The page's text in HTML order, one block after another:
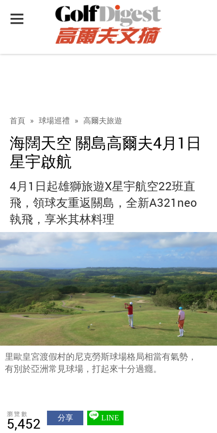
首頁 » 球場巡禮 » 高爾夫旅遊
海闊天空 關島高爾夫4月1日
星宇啟航
4月1日起雄獅旅遊X星宇航空22班直
飛，領球友重返關島，全新A321neo
執飛，享米其林料理
里歐皇宮渡假村的尼克勞斯球場格局相當有氣勢，
有別於亞洲常見球場，打起來十分過癮。
瀏覽數
5,452 分享 LINE